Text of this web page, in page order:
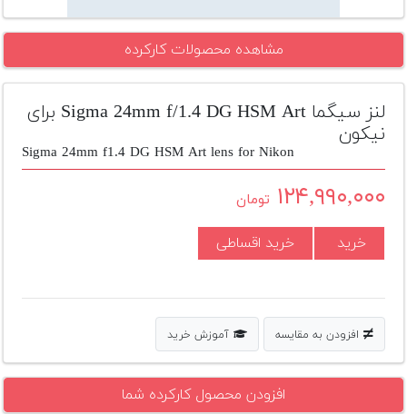
پلاس
افزودن
محصول
دست
دوم
لیست
قیمت
دوربین
مشاهده محصولات کارکرده
لنز سیگما Sigma 24mm f/1.4 DG HSM Art برای
نیکون
Sigma 24mm f1.4 DG HSM Art lens for Nikon
۱۲۴,۹۹۰,۰۰۰ تومان
خرید خرید اقساطی
افزودن به مقایسه آموزش خرید
افزودن محصول کارکرده شما